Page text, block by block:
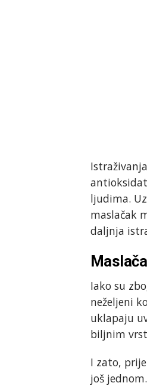
ljudima.
maslačak
daljnja
Iako su
neželjeni
uklapaju
biljnim
I zato,
još